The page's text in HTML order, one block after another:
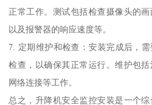
正常工作。测试包括检查摄像头的
以及报警器的响应速度等。
7. 定期维护和检查：安装完成后，
检查，以确保其正常运行。维护包
网络连接等工作。
总之，升降机安全监控安装是一个